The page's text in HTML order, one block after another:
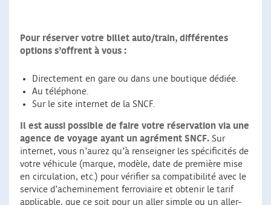
Pour réserver votre billet auto/train, différentes
options s’offrent à vous :
Directement en gare ou dans une boutique dédiée.
Au téléphone.
Sur le site internet de la SNCF.
Il est aussi possible de faire votre réservation via une
agence de voyage ayant un agrément SNCF. Sur
internet, vous n’aurez qu’à renseigner les spécificités de
votre véhicule (marque, modèle, date de première mise
en circulation, etc.) pour vérifier sa compatibilité avec le
service d’acheminement ferroviaire et obtenir le tarif
applicable, que ce soit pour un aller simple ou un aller-